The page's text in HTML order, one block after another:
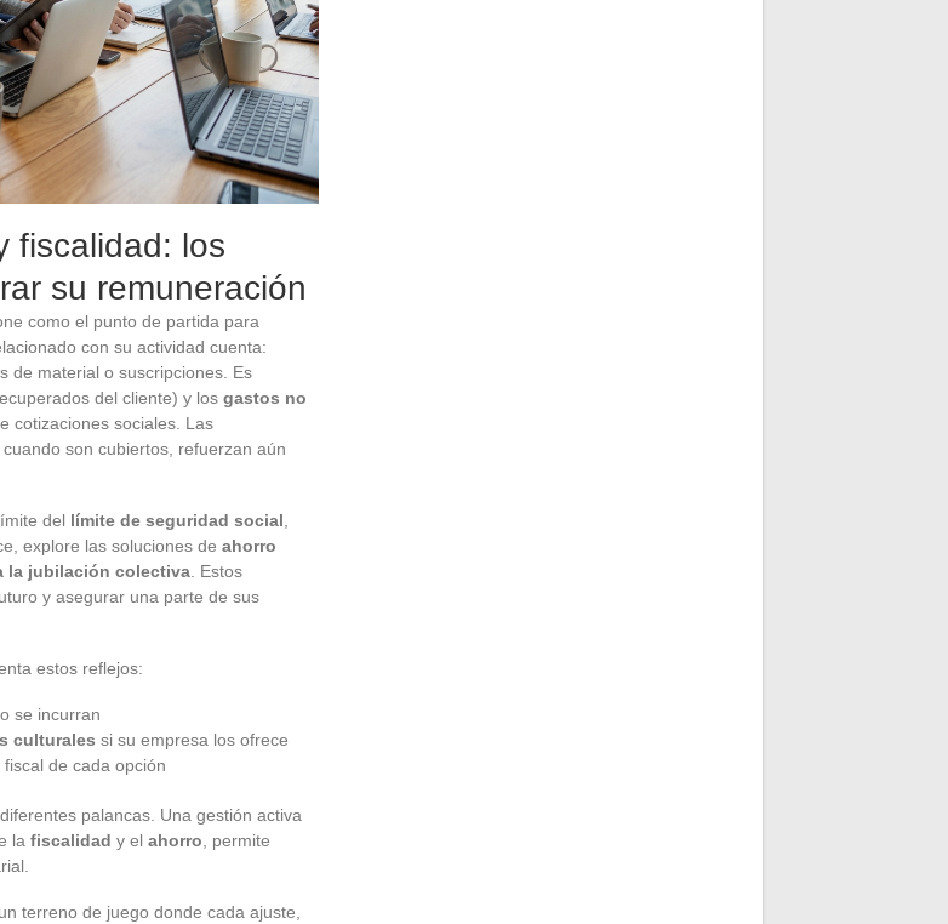
fiscalidad: los
su remuneración
como el punto de partida para
con su actividad cuenta:
de material o suscripciones. Es
del cliente) y los gastos no
cotizaciones sociales. Las
son cubiertos, refuerzan aún
del límite de seguridad social,
explore las soluciones de ahorro
la jubilación colectiva. Estos
y asegurar una parte de sus
estos reflejos:
se incurran
culturales si su empresa los ofrece
de cada opción
palancas. Una gestión activa
la fiscalidad y el ahorro, permite
terreno de juego donde cada ajuste,